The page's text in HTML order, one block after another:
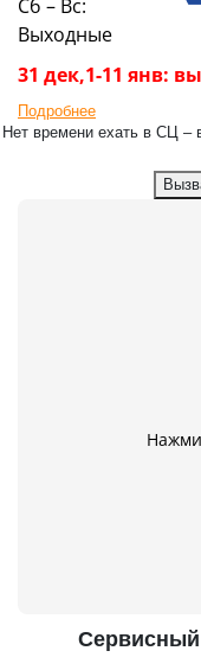
Сб – Вс:
Выходные
31 дек,1-11 янв:
Подробнее
Нет времени ехать в СЦ –